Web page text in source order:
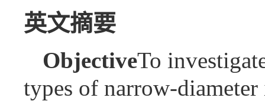
英文摘要
ObjectiveTo
types of narrow-